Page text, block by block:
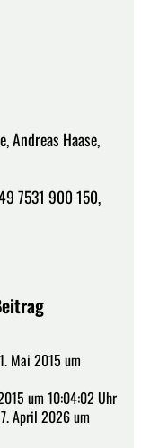
Andreas Haase,
7531 900 150,
Mai 2015 um
um 10:04:02 Uhr
April 2026 um